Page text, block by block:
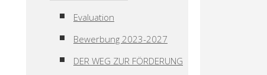
Evaluation
Bewerbung 2023-2027
DER WEG ZUR FÖRDERUNG